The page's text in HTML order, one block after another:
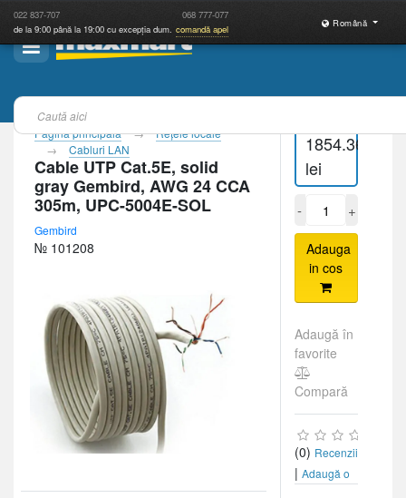
022 837-707 068 777-077
de la 9:00 până la 19:00 cu excepția dum. comandă apel
Română
Pagina principală
Reţele locale
Cabluri LAN
Cable UTP Cat.5E, solid
gray Gembird, AWG 24 CCA
305m, UPC-5004E-SOL
Gembird
№ 101208
1854.36
lei
- +
Adauga
in cos
Adaugă în
favorite
Compară
(0) Recenzii
| Adaugă o